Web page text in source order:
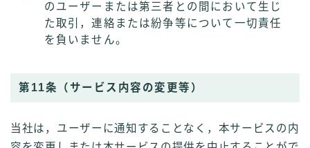
のユーザーまたは第三者との間において生じ
た取引，連絡または紛争等について一切責任
を負いません。
第11条（サービス内容の変更等）
当社は，ユーザーに通知することなく，本サービスの内